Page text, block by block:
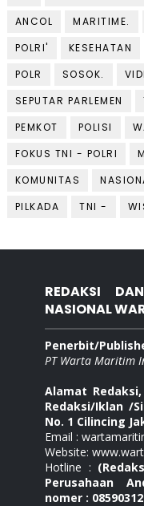
ANCOL
MARITIME.
POLRI'
KESEHATAN
POLR
SOSOK.
SEPUTAR PARLEMEN
PEMKOT
POLISI
FOKUS TNI - POLRI
KOMUNITAS
PILKADA
TNI -
REDAKSI
NASIONAL
Penerbit/
PT Warta Maritim
Alamat
Redaksi/Iklan /
No. 1 Cilincing
Email :
Website:
Hotline :
Perusahaan
nomer :